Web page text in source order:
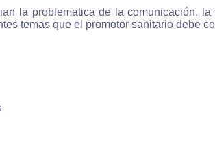
llamados on-line se realizan a través de
la problematica de la comunicación,
temas que el promotor sanitario debe